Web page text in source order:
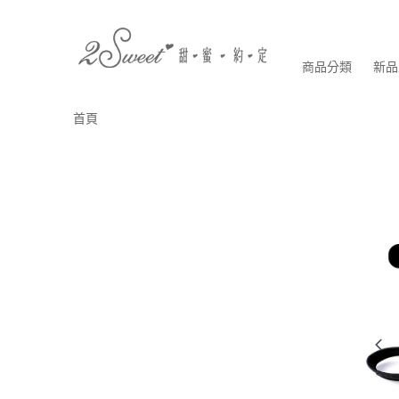
商品分類 新
首頁